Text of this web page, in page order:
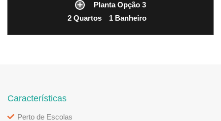
Planta Opção 3
2 Quartos
1 Banheiro
Características
Perto de Escolas